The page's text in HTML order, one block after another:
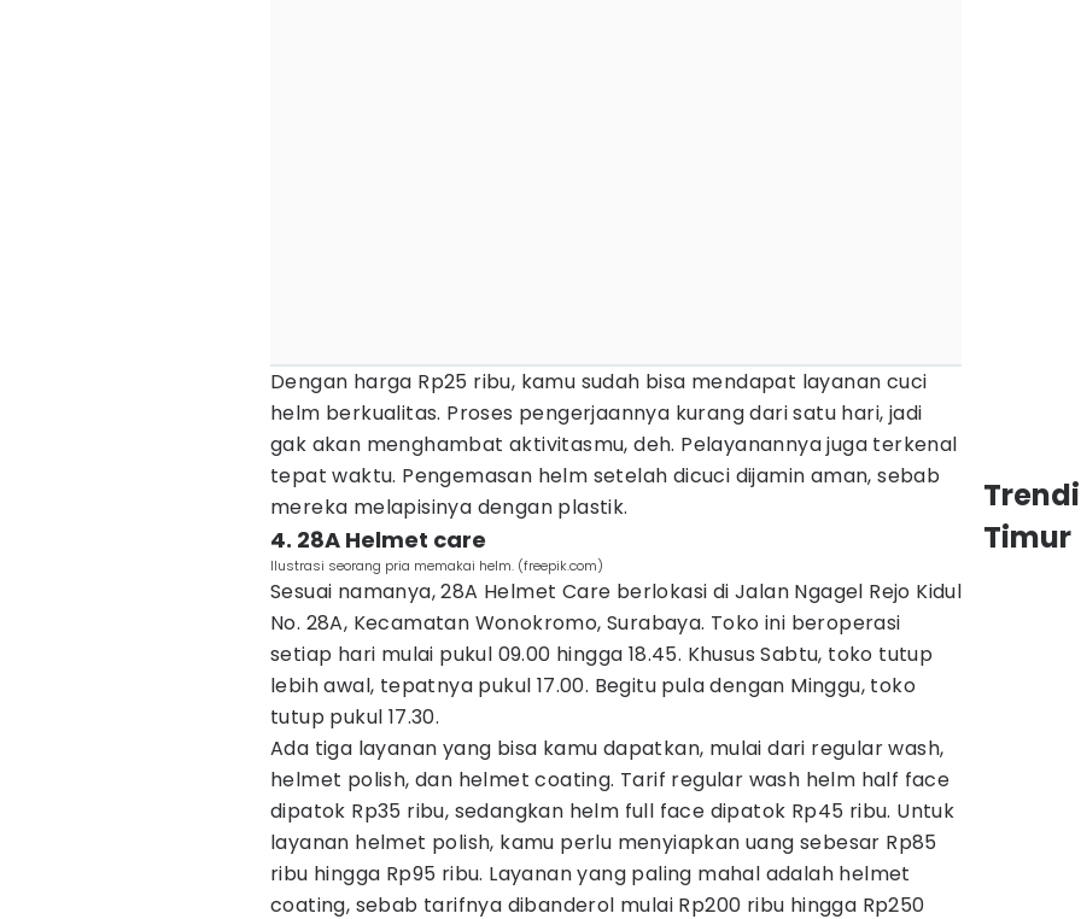
Dengan harga Rp25 ribu, kamu sudah bisa mendapat layanan cuci
helm berkualitas. Proses pengerjaannya kurang dari satu hari, jadi
gak akan menghambat aktivitasmu, deh. Pelayanannya juga terkenal
tepat waktu. Pengemasan helm setelah dicuci dijamin aman, sebab
mereka melapisinya dengan plastik.
4. 28A Helmet care
Ilustrasi seorang pria memakai helm. (freepik.com)
Sesuai namanya, 28A Helmet Care berlokasi di Jalan Ngagel Rejo Kidul
No. 28A, Kecamatan Wonokromo, Surabaya. Toko ini beroperasi
setiap hari mulai pukul 09.00 hingga 18.45. Khusus Sabtu, toko tutup
lebih awal, tepatnya pukul 17.00. Begitu pula dengan Minggu, toko
tutup pukul 17.30.
Ada tiga layanan yang bisa kamu dapatkan, mulai dari regular wash,
helmet polish, dan helmet coating. Tarif regular wash helm half face
dipatok Rp35 ribu, sedangkan helm full face dipatok Rp45 ribu. Untuk
layanan helmet polish, kamu perlu menyiapkan uang sebesar Rp85
ribu hingga Rp95 ribu. Layanan yang paling mahal adalah helmet
coating, sebab tarifnya dibanderol mulai Rp200 ribu hingga Rp250
Timur